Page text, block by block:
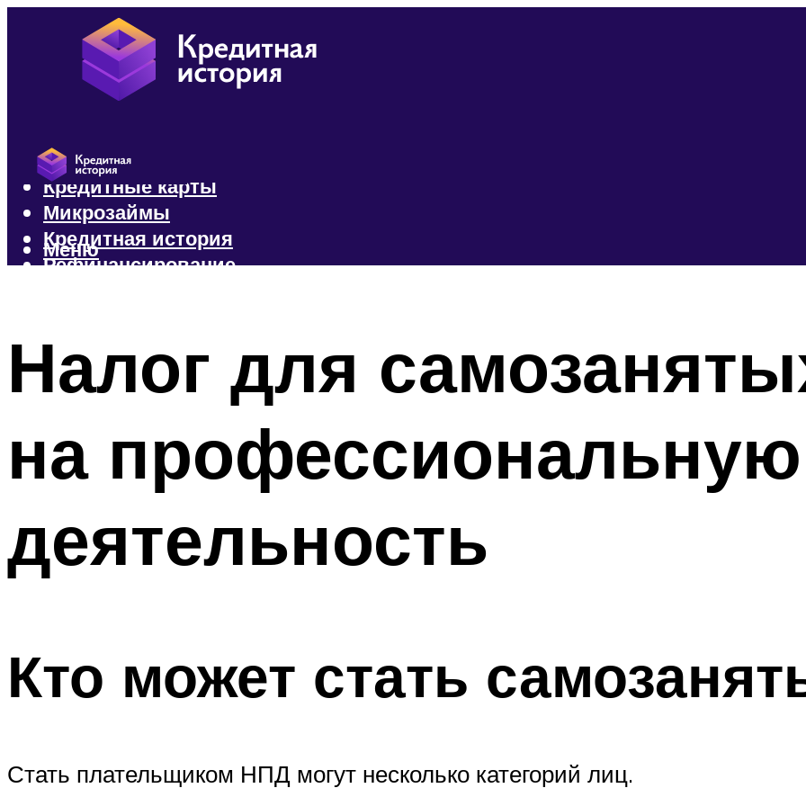
Кредиты
Кредитные карты
Микрозаймы
Кредитная история
Рефинансирование
Меню
Налог для
на профессиональную
деятельность
Кто может стать
Стать плательщиком НПД могут несколько категорий лиц.